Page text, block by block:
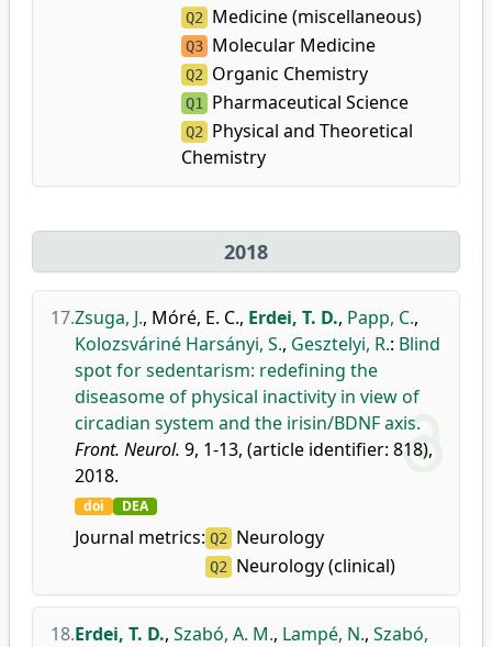
Q2 Medicine (miscellaneous)
Q3 Molecular Medicine
Q2 Organic Chemistry
Q1 Pharmaceutical Science
Q2 Physical and Theoretical
Chemistry
2018
17.Zsuga, J., Móré, E. C., Erdei, T. D., Papp, C.,
Kolozsváriné Harsányi, S., Gesztelyi, R.: Blind
spot for sedentarism: redefining the
diseasome of physical inactivity in view of
circadian system and the irisin/BDNF axis.
Front. Neurol. 9, 1-13, (article identifier: 818),
2018.
doi DEA
Journal metrics: Q2 Neurology
Q2 Neurology (clinical)
18.Erdei, T. D., Szabó, A. M., Lampé, N., Szabó,